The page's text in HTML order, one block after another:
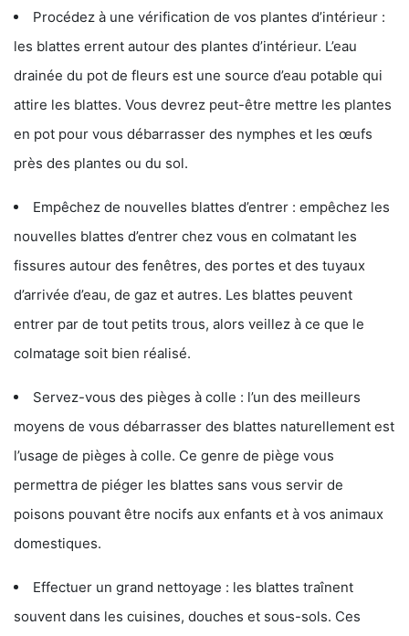
Procédez à une vérification de vos plantes d’intérieur :
les blattes errent autour des plantes d’intérieur. L’eau
drainée du pot de fleurs est une source d’eau potable qui
attire les blattes. Vous devrez peut-être mettre les plantes
en pot pour vous débarrasser des nymphes et les œufs
près des plantes ou du sol.
Empêchez de nouvelles blattes d’entrer : empêchez les
nouvelles blattes d’entrer chez vous en colmatant les
fissures autour des fenêtres, des portes et des tuyaux
d’arrivée d’eau, de gaz et autres. Les blattes peuvent
entrer par de tout petits trous, alors veillez à ce que le
colmatage soit bien réalisé.
Servez-vous des pièges à colle : l’un des meilleurs
moyens de vous débarrasser des blattes naturellement est
l’usage de pièges à colle. Ce genre de piège vous
permettra de piéger les blattes sans vous servir de
poisons pouvant être nocifs aux enfants et à vos animaux
domestiques.
Effectuer un grand nettoyage : les blattes traînent
souvent dans les cuisines, douches et sous-sols. Ces